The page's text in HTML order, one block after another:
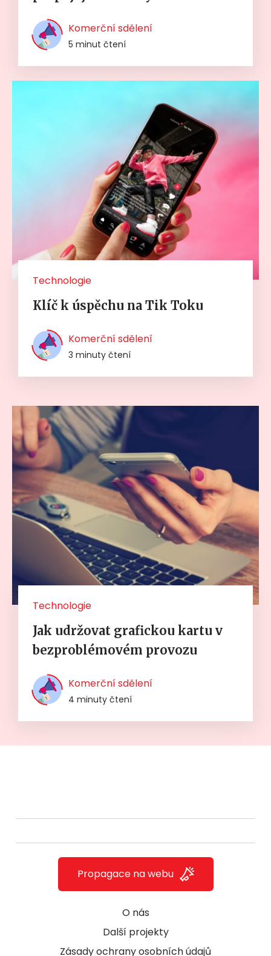
Komerční sdělení
5 minut čtení
Technologie
Klíč k úspěchu na Tik Toku
Komerční sdělení
3 minuty čtení
Technologie
Jak udržovat grafickou kartu v
bezproblémovém provozu
Komerční sdělení
4 minuty čtení
O nás
Další projekty
Zásady ochrany osobních údajů
Propagace na webu